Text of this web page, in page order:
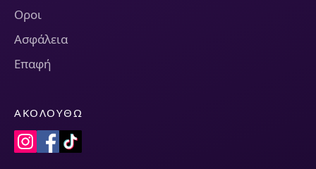
Οροι
Ασφάλεια
Επαφή
ΑΚΟΛΟΥΘΏ